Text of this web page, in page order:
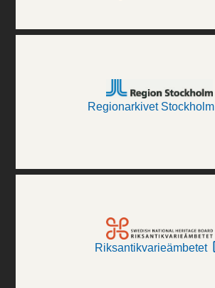
Regionarkivet Stockholm
Riksantikvarieämbetet